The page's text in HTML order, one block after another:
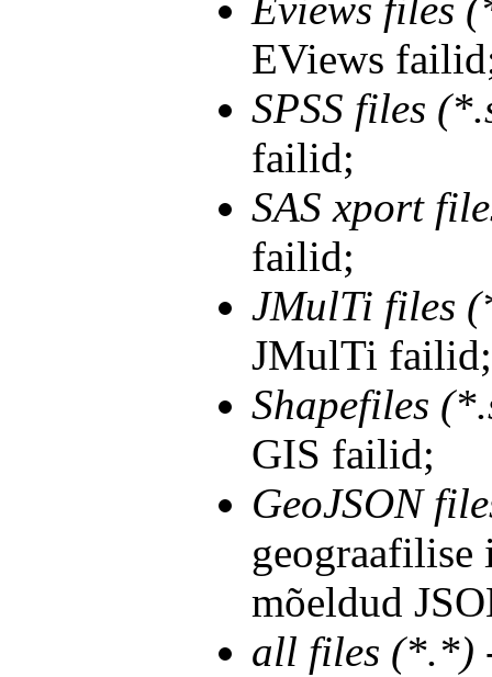
Eviews files
EViews
SPSS files
failid;
SAS xport
failid;
JMulTi files
JMulTi failid;
Shapefiles
GIS failid;
GeoJSON
mõeldud
all files (*.*)